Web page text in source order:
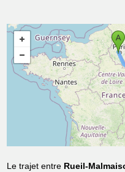
Le trajet entre Rueil-